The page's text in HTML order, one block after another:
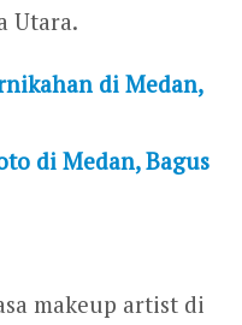
Utara.
di Medan,
di Medan, Bagus
makeup artist di